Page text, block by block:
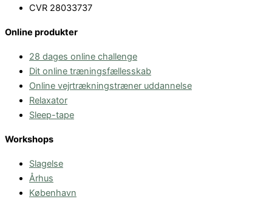
CVR 28033737
Online produkter
28 dages online challenge
Dit online træningsfællesskab
Online vejrtrækningstræner uddannelse
Relaxator
Sleep-tape
Workshops
Slagelse
Århus
København